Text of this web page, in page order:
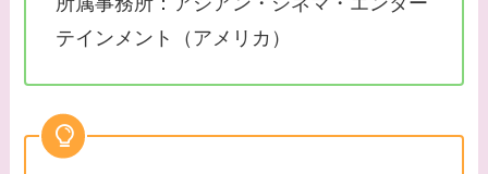
テインメント（アメリカ）